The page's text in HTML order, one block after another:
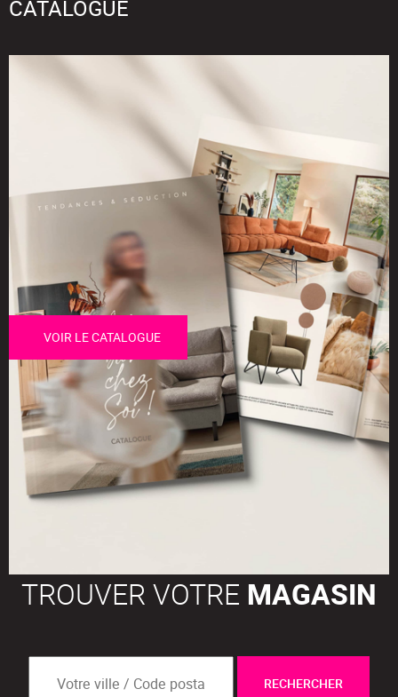
CATALOGUE
VOIR LE CATALOGUE
TROUVER VOTRE MAGASIN
RECHERCHER